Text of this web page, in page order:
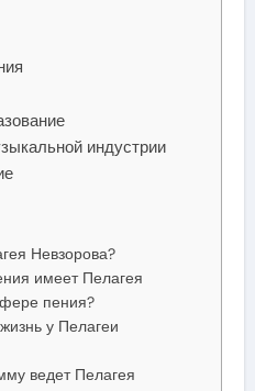
индустрии
Невзорова?
имеет Пелагея
пения?
у Пелагеи
ведет Пелагея